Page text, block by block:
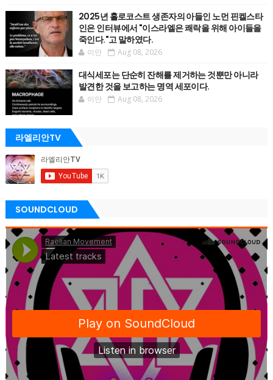
2025년 홀로코스트 생존자의 아들인 노먼 핀켈스타
인은 인터뷰에서 "이스라엘은 쾌락을 위해 아이들을
죽인다."고 말하였다.
이안 Aug 08, 2026
대식세포는 단순히 잔해를 제거하는 것뿐만 아니라
발견한 것을 보고하는 명역 세포이다.
이안 Aug 08, 2026
라엘리안TV
SOUNDCLOUD